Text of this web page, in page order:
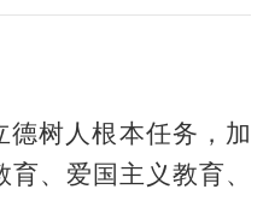
德树人根本任务，加
、爱国主义教育、